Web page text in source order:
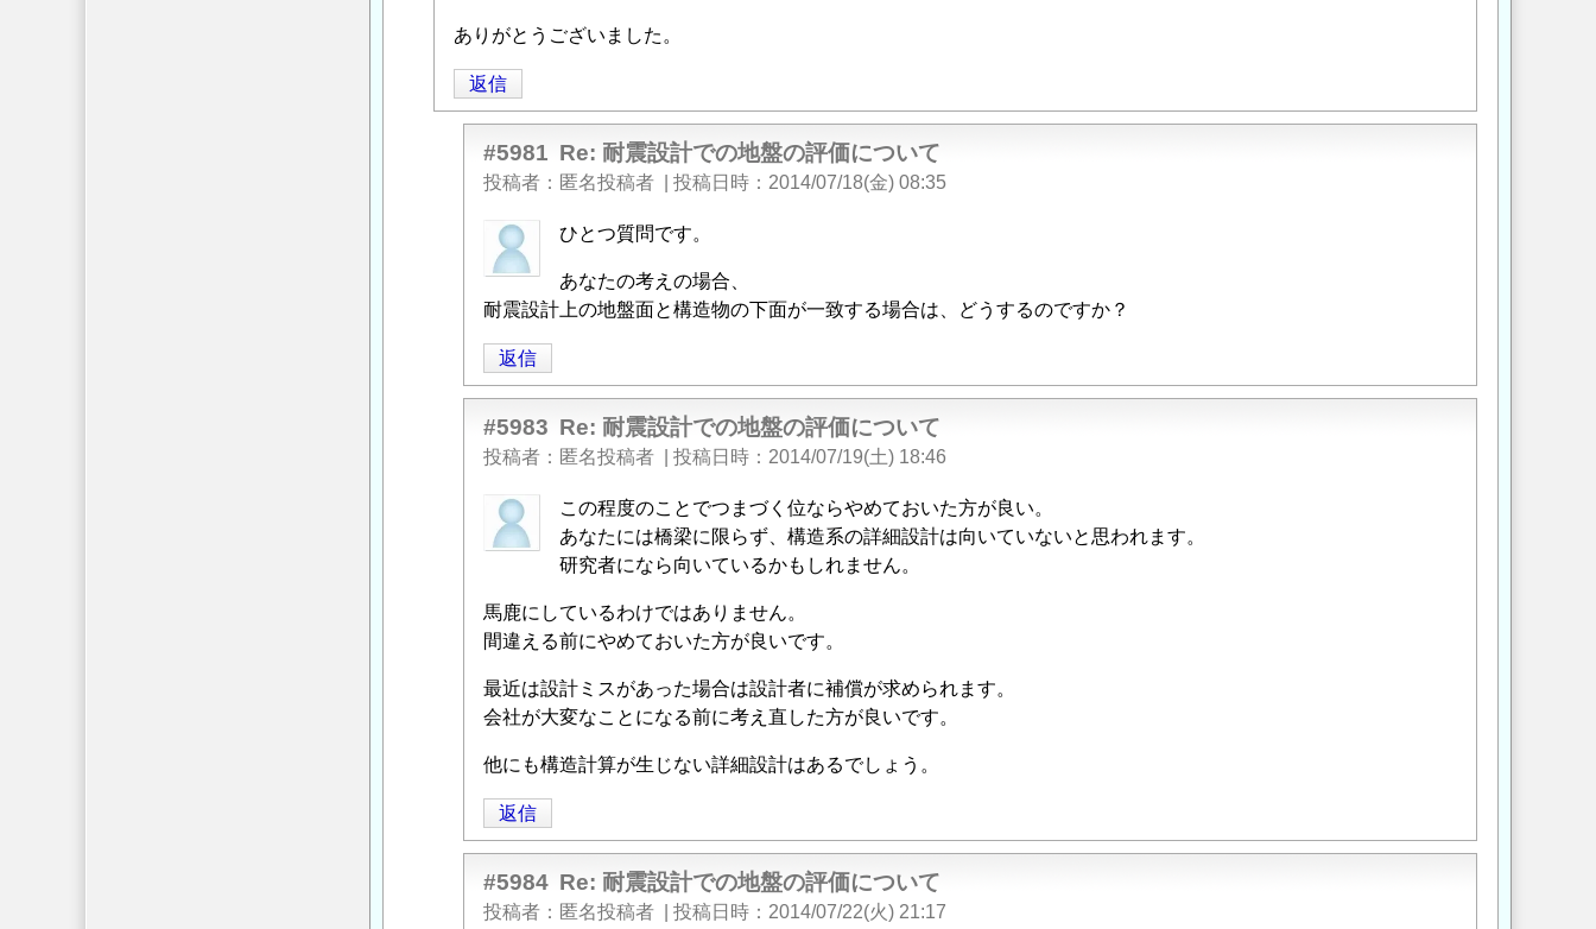
よ
「Re:
耐
価
ありがとうございました。
返信
#5981 Re: 耐震設計での地盤の評価について
投稿者 匿名投稿者 投稿日時 2014/07/18(金) 08:35
匿
名
稿
者
に
よ
る
「Re:
震
設
で
の
盤
の
価
に
つ
い
て」
へ
ひとつ質問です。
あなたの考えの場合、
耐震設計上の地盤面と構造物の下面が一致する場合は、どうするのですか？
返信
#5983 Re: 耐震設計での地盤の評価について
投稿者 匿名投稿者 投稿日時 2014/07/19(土) 18:46
匿
名
者
に
よ
る
耐
設
計
で
の
この程度のことでつまづく位ならやめておいた方が良い。
あなたには橋梁に限らず、構造系の詳細設計は向いていないと思われます。
研究者になら向いているかもしれません。
馬鹿にしているわけではありません。
間違える前にやめておいた方が良いです。
最近は設計ミスがあった場合は設計者に補償が求められます。
会社が大変なことになる前に考え直した方が良いです。
他にも構造計算が生じない詳細設計はあるでしょう。
返信
#5984 Re: 耐震設計での地盤の評価について
投稿者 匿名投稿者 投稿日時 2014/07/22(火) 21:17